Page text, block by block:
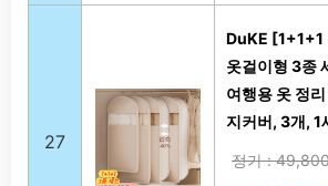
27
DuKE [1+1+1
옷걸이형 3종
여행용 옷 정
지커버, 3개, 1
정가 :